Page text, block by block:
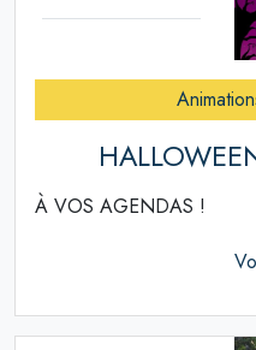
À VOS AGENDAS !